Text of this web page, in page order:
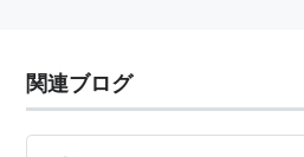
その一覧は、
関連ブログ